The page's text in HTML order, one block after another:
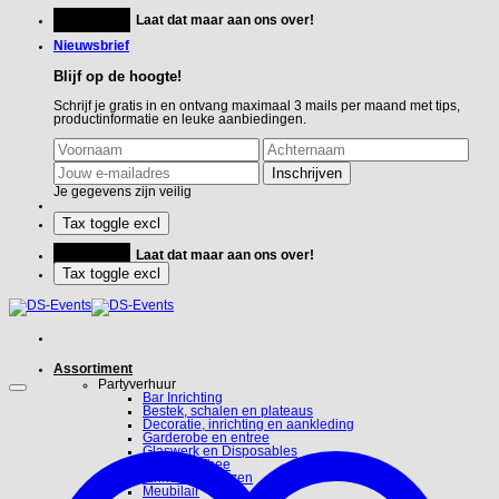
inhoud
Laat dat maar aan ons over!
Nieuwsbrief
Blijf op de hoogte!
Schrijf je gratis in en ontvang maximaal 3 mails per maand met tips,
productinformatie en leuke aanbiedingen.
Je gegevens zijn veilig
Laat dat maar aan ons over!
Assortiment
Partyverhuur
Bar Inrichting
Bestek, schalen en plateaus
Decoratie, inrichting en aankleding
Garderobe en entree
Glaswerk en Disposables
Koffie en Thee
Linnen en hoezen
Meubilair